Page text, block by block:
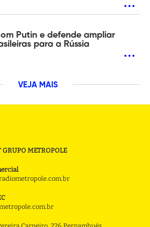
Putin e defende ampliar
para a Rússia
VEJA MAIS
GRUPO METROPOLE